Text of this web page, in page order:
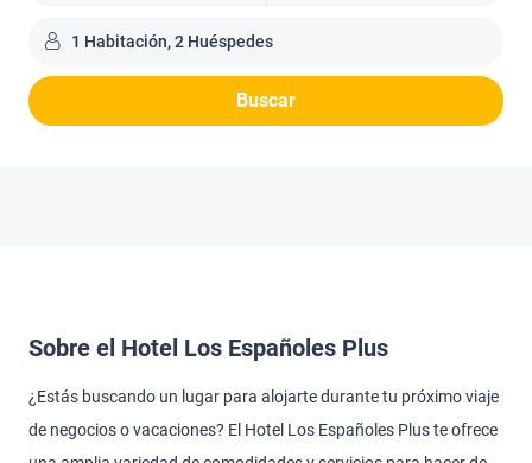
1 Habitación, 2 Huéspedes
Buscar
Sobre el Hotel Los Españoles Plus
¿Estás buscando un lugar para alojarte durante tu próximo viaje
de negocios o vacaciones? El Hotel Los Españoles Plus te ofrece